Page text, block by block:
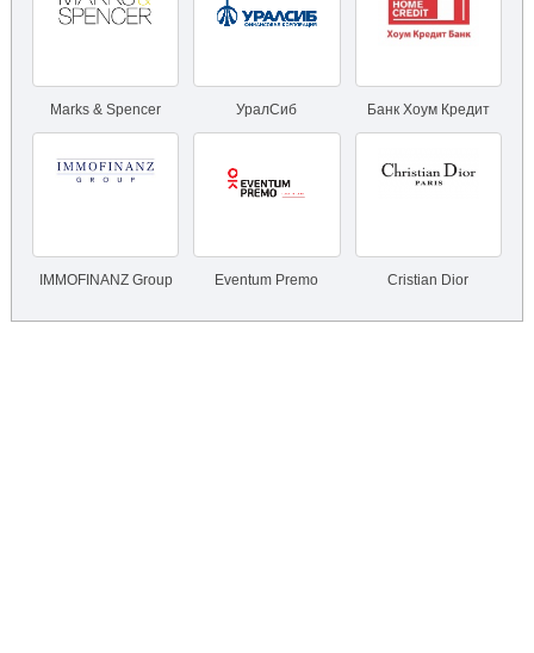
Marks & Spencer УралСиб Банк Хоум Кредит
IMMOFINANZ Group Eventum Premo Cristian Dior